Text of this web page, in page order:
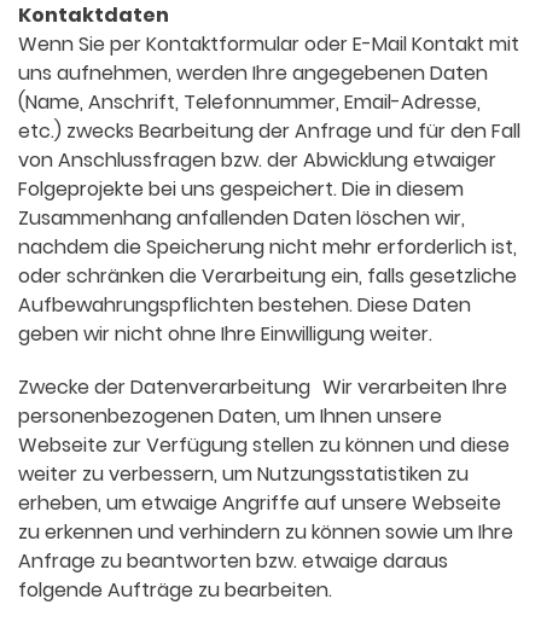
Kontaktdaten
Wenn Sie per Kontaktformular oder E-Mail Kontakt mit
uns aufnehmen, werden Ihre angegebenen Daten
(Name, Anschrift, Telefonnummer, Email-Adresse,
etc.) zwecks Bearbeitung der Anfrage und für den Fall
von Anschlussfragen bzw. der Abwicklung etwaiger
Folgeprojekte bei uns gespeichert. Die in diesem
Zusammenhang anfallenden Daten löschen wir,
nachdem die Speicherung nicht mehr erforderlich ist,
oder schränken die Verarbeitung ein, falls gesetzliche
Aufbewahrungspflichten bestehen. Diese Daten
geben wir nicht ohne Ihre Einwilligung weiter.
Zwecke der Datenverarbeitung Wir verarbeiten Ihre
personenbezogenen Daten, um Ihnen unsere
Webseite zur Verfügung stellen zu können und diese
weiter zu verbessern, um Nutzungsstatistiken zu
erheben, um etwaige Angriffe auf unsere Webseite
zu erkennen und verhindern zu können sowie um Ihre
Anfrage zu beantworten bzw. etwaige daraus
folgende Aufträge zu bearbeiten.